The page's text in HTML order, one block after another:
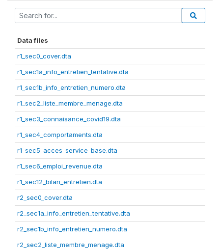
Data files
r1_sec0_cover.dta
r1_sec1a_info_entretien_tentative.dta
r1_sec1b_info_entretien_numero.dta
r1_sec2_liste_membre_menage.dta
r1_sec3_connaisance_covid19.dta
r1_sec4_comportaments.dta
r1_sec5_acces_service_base.dta
r1_sec6_emploi_revenue.dta
r1_sec12_bilan_entretien.dta
r2_sec0_cover.dta
r2_sec1a_info_entretien_tentative.dta
r2_sec1b_info_entretien_numero.dta
r2_sec2_liste_membre_menage.dta